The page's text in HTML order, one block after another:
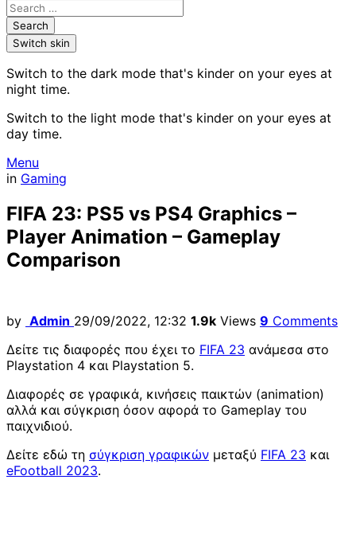
Search
Switch skin
Switch to the dark mode that's kinder on your eyes at
night time.
Switch to the light mode that's kinder on your eyes at
day time.
Menu
in Gaming
FIFA 23: PS5 vs PS4 Graphics –
Player Animation – Gameplay
Comparison
by Admin 29/09/2022, 12:32 1.9k Views 9 Comments
Δείτε τις διαφορές που έχει το FIFA 23 ανάμεσα στο
Playstation 4 και Playstation 5.
Διαφορές σε γραφικά, κινήσεις παικτών (animation)
αλλά και σύγκριση όσον αφορά το Gameplay του
παιχνιδιού.
Δείτε εδώ τη σύγκριση γραφικών μεταξύ FIFA 23 και
eFootball 2023.